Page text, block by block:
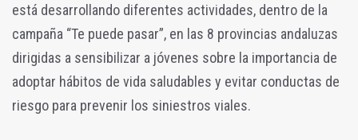
está desarrollando diferentes actividades, dentro de la
campaña “Te puede pasar”, en las 8 provincias andaluzas
dirigidas a sensibilizar a jóvenes sobre la importancia de
adoptar hábitos de vida saludables y evitar conductas de
riesgo para prevenir los siniestros viales.